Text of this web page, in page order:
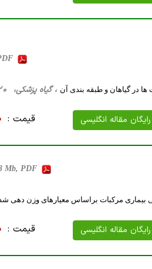
ها در گیاهان و طبقه بندی آن ، گیاه پزشکی، 20 صفحه فارسی تایپ شده ، 762 کیلو بایت WORD
مقاله انگلیسی قیمت :
Mb, PDF
بیماری مرکبات براساس معیارهای وزن دهی
مقاله انگلیسی قیمت :